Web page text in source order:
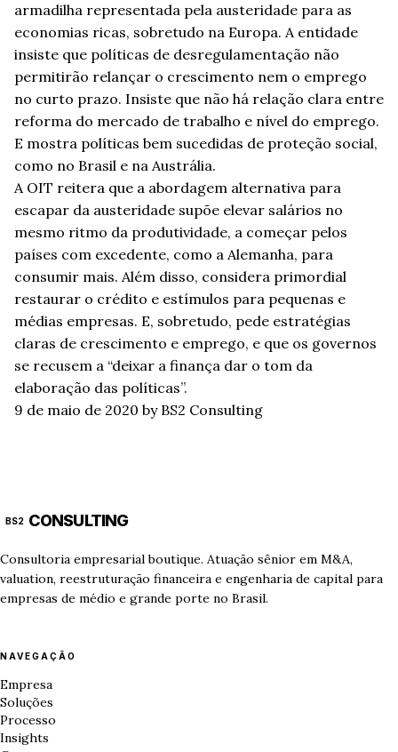
armadilha representada pela austeridade para as
economias ricas, sobretudo na Europa. A entidade
insiste que políticas de desregulamentação não
permitirão relançar o crescimento nem o emprego
no curto prazo. Insiste que não há relação clara entre
reforma do mercado de trabalho e nível do emprego.
E mostra políticas bem sucedidas de proteção social,
como no Brasil e na Austrália.
A OIT reitera que a abordagem alternativa para
escapar da austeridade supõe elevar salários no
mesmo ritmo da produtividade, a começar pelos
países com excedente, como a Alemanha, para
consumir mais. Além disso, considera primordial
restaurar o crédito e estímulos para pequenas e
médias empresas. E, sobretudo, pede estratégias
claras de crescimento e emprego, e que os governos
se recusem a “deixar a finança dar o tom da
elaboração das políticas”.
9 de maio de 2020 by BS2 Consulting
BS2 CONSULTING
Consultoria empresarial boutique. Atuação sênior em M&A,
valuation, reestruturação financeira e engenharia de capital para
empresas de médio e grande porte no Brasil.
NAVEGAÇÃO
Empresa
Soluções
Processo
Insights